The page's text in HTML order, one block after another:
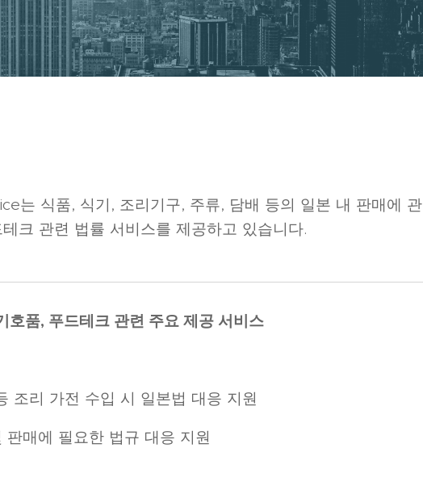
는 식품, 식기, 조리기구, 주류, 담배 등의 일본 내 판매에 관
크 관련 법률 서비스를 제공하고 있습니다.
호품, 푸드테크 관련 주요 제공 서비스
조리 가전 수입 시 일본법 대응 지원
매에 필요한 법규 대응 지원